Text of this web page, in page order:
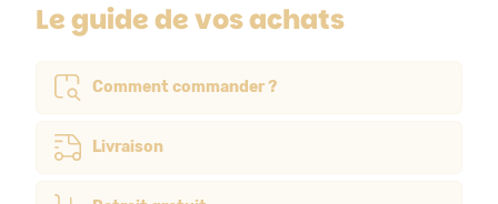
Le guide de vos achats
Comment commander ?
Livraison